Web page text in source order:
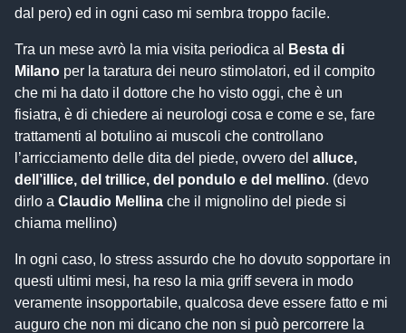
dal pero) ed in ogni caso mi sembra troppo facile.
Tra un mese avrò la mia visita periodica al
Besta di
Milano per la taratura dei neuro stimolatori, ed il compito
che mi ha dato il dottore che ho visto oggi, che è un
fisiatra, è di chiedere ai neurologi cosa e come e se, fare
trattamenti al botulino ai muscoli che controllano
l’arricciamento delle dita del piede, ovvero del alluce,
dell’illice, del trillice, del pondulo e del mellino. (devo
dirlo a Claudio Mellina che il mignolino del piede si
chiama mellino)
In ogni caso, lo stress assurdo che ho dovuto sopportare in
questi ultimi mesi, ha reso la mia griff severa in modo
veramente insopportabile, qualcosa deve essere fatto e mi
auguro che non mi dicano che non si può percorrere la